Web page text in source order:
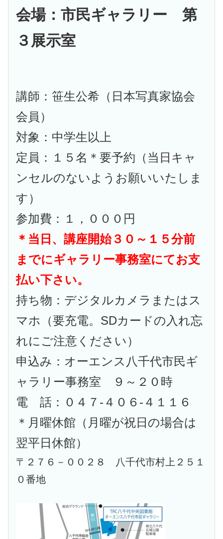
会場：市民ギャラリー 第
３展示室
講師：笹生公希（日本写真家協会
会員）
対象：中学生以上
定員：１５名＊要予約（当日キャ
ンセルのないようお願いいたしま
す）
参加費：１，０００円
＊当日、講座開始３０～１５分前
までにギャラリー事務室にてお支
払い下さい。
持ち物：デジタルカメラまたはス
マホ（要充電。SDカードの入れ忘
れにご注意ください）
申込み：オーエンス八千代市民ギ
ャラリー事務室 ９～２０時
電 話：０４７-４０６-４１１６
＊月曜休館（月曜が祝日の場合は
翌平日休館）
〒２７６－００２８ 八千代市村上２５１
０番地